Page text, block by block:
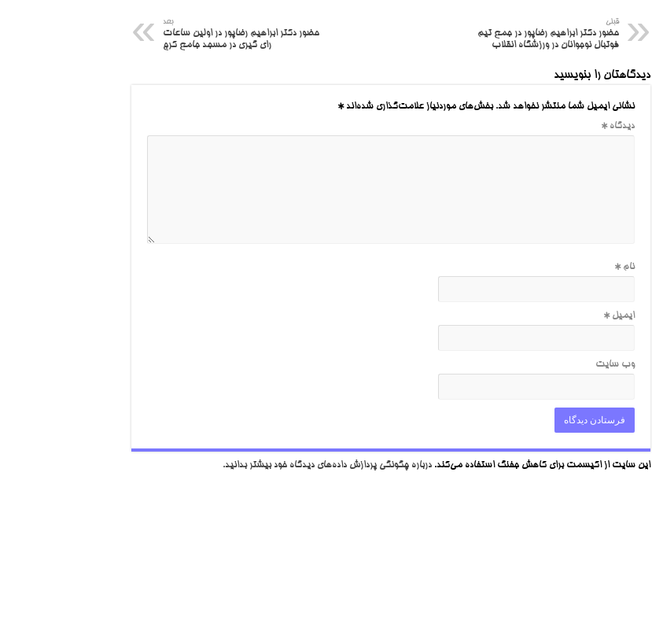
قبلی
حضور دکتر ابراهیم رضاپور در جمع تیم
فوتبال نوجوانان در ورزشگاه انقلاب
بعد
حضور دکتر ابراهیم رضاپور در اولین ساعات
رای گیری در مسجد جامع کرج
دیدگاهتان را بنویسید
نشانی ایمیل شما منتشر نخواهد شد. بخش‌های موردنیاز علامت‌گذاری شده‌اند*
دیدگاه*
نام*
ایمیل*
وب‌ سایت
این سایت از اکیسمت برای کاهش جفنگ استفاده می‌کند. درباره چگونگی پردازش داده‌های دیدگاه خود بیشتر بدانید.